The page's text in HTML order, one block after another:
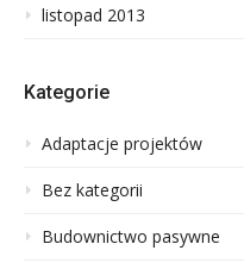
listopad 2013
Kategorie
Adaptacje projektów
Bez kategorii
Budownictwo pasywne